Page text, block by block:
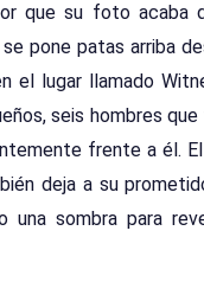
que su foto acaba
pone patas arriba
el lugar llamado
seis hombres
frente a él.
deja a su
una sombra para